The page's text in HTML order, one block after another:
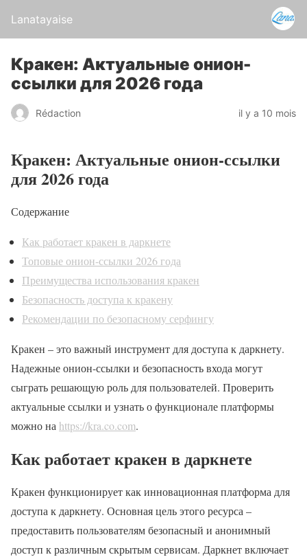
Lanatayaise
Кракен: Актуальные онион-
ссылки для 2026 года
Rédaction il y a 10 mois
Кракен: Актуальные онион-ссылки
для 2026 года
Содержание
Как работает кракен в даркнете
Топовые онион-ссылки 2026 года
Преимущества использования кракен
Безопасность доступа к кракену
Рекомендации по безопасному серфингу
Кракен – это важный инструмент для доступа к даркнету.
Надежные онион-ссылки и безопасность входа могут
сыграть решающую роль для пользователей. Проверить
актуальные ссылки и узнать о функционале платформы
можно на https://kra.co.com.
Как работает кракен в даркнете
Кракен функционирует как инновационная платформа для
доступа к даркнету. Основная цель этого ресурса –
предоставить пользователям безопасный и анонимный
доступ к различным скрытым сервисам. Даркнет включает